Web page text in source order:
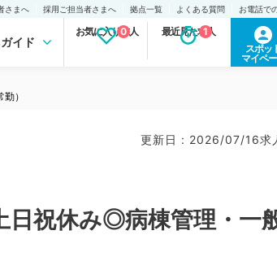
さまへ 採用ご担当者さまへ 拠点一覧 よくある質問 お電話で
イド
お気に入り求人
0 最近見た求人
1
スポッ
マイペ
）
更新日 : 2026/07/16求
日祝休み◎病棟管理・一